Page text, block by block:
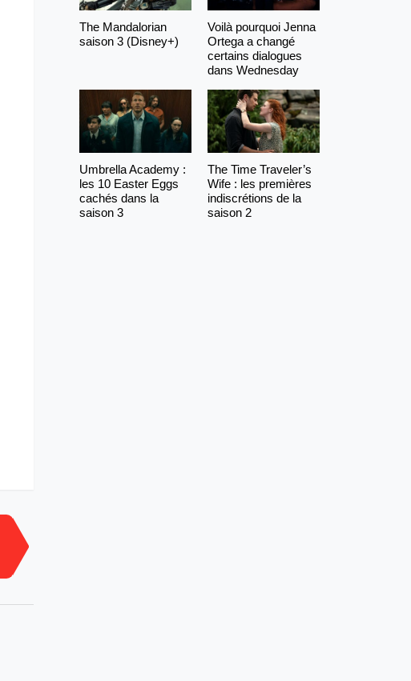
The Mandalorian
saison 3 (Disney+)
Voilà pourquoi Jenna
Ortega a changé
certains dialogues
dans Wednesday
Umbrella Academy :
les 10 Easter Eggs
cachés dans la
saison 3
The Time Traveler’s
Wife : les premières
indiscrétions de la
saison 2